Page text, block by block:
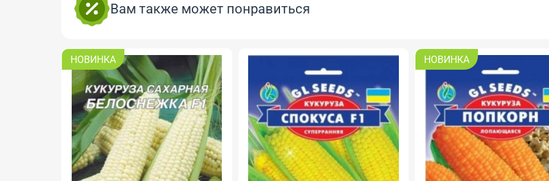
Вам также может понравиться
НОВИНКА НОВИНКА